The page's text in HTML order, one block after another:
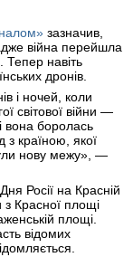
зазначив,
війна перейшла
Тепер навіть
дронів.
і ночей, коли
світової війни —
вона боролась
з країною, якої
нову межу», —
Росії на Красній
Красної площі
площі.
відомих